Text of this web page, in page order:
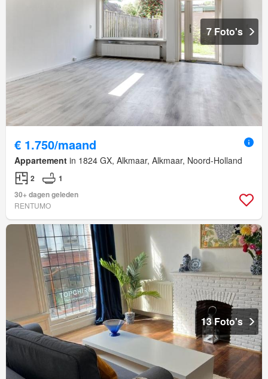
7 Foto's
€ 1.750/maand
Appartement in 1824 GX, Alkmaar, Alkmaar, Noord-Holland
2
1
30+ dagen geleden
RENTUMO
13 Foto's